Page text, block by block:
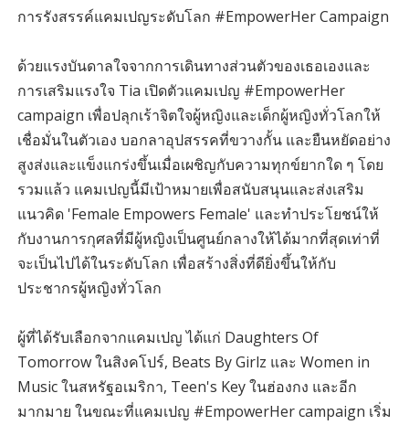
การรังสรรค์แคมเปญระดับโลก #EmpowerHer Campaign
ด้วยแรงบันดาลใจจากการเดินทางส่วนตัวของเธอเองและ
การเสริมแรงใจ Tia เปิดตัวแคมเปญ #EmpowerHer
campaign เพื่อปลุกเร้าจิตใจผู้หญิงและเด็กผู้หญิงทั่วโลกให้
เชื่อมั่นในตัวเอง บอกลาอุปสรรคที่ขวางกั้น และยืนหยัดอย่าง
สูงส่งและแข็งแกร่งขึ้นเมื่อเผชิญกับความทุกข์ยากใด ๆ โดย
รวมแล้ว แคมเปญนี้มีเป้าหมายเพื่อสนับสนุนและส่งเสริม
แนวคิด 'Female Empowers Female' และทำประโยชน์ให้
กับงานการกุศลที่มีผู้หญิงเป็นศูนย์กลางให้ได้มากที่สุดเท่าที่
จะเป็นไปได้ในระดับโลก เพื่อสร้างสิ่งที่ดียิ่งขึ้นให้กับ
ประชากรผู้หญิงทั่วโลก
ผู้ที่ได้รับเลือกจากแคมเปญ ได้แก่ Daughters Of
Tomorrow ในสิงคโปร์, Beats By Girlz และ Women in
Music ในสหรัฐอเมริกา, Teen's Key ในฮ่องกง และอีก
มากมาย ในขณะที่แคมเปญ #EmpowerHer campaign เริ่ม